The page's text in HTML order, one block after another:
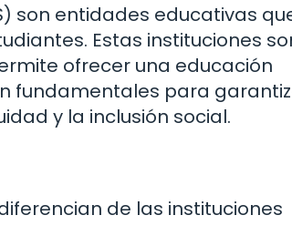
son entidades educativas
Estas instituciones
ofrecer una educación
fundamentales para
y la inclusión social.
de las instituciones